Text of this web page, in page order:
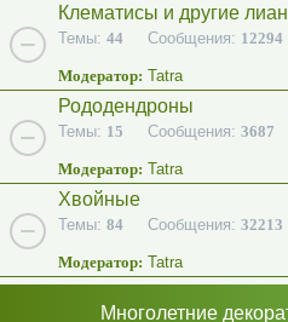
Клематисы и другие
Темы: 44 Сообщения: 12294
Модератор: Tatra
Рододендроны
Темы: 15 Сообщения: 3687
Модератор: Tatra
Хвойные
Темы: 84 Сообщения: 32213
Модератор: Tatra
Многолетние